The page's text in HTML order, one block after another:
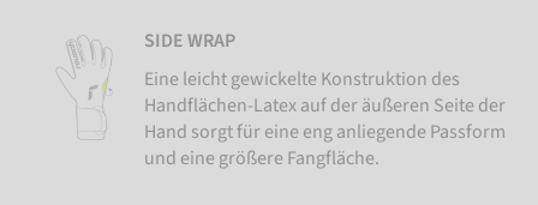
SIDE WRAP
Eine leicht gewickelte Konstruktion des
Handflächen-Latex auf der äußeren Seite der
Hand sorgt für eine eng anliegende Passform
und eine größere Fangfläche.